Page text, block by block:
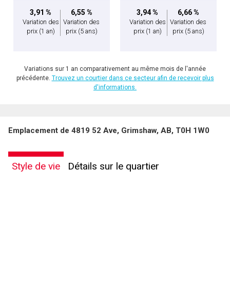
3,91 %
Variation des
prix (1 an)
6,55 %
Variation des
prix (5 ans)
3,94 %
Variation des
prix (1 an)
6,66 %
Variation des
prix (5 ans)
Variations sur 1 an comparativement au même mois de l'année
précédente. Trouvez un courtier dans ce secteur afin de recevoir plus
d'informations.
Emplacement de 4819 52 Ave, Grimshaw, AB, T0H 1W0
Style de vie Détails sur le quartier